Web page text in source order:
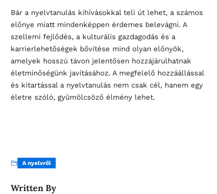
Bár a nyelvtanulás kihívásokkal teli út lehet, a számos
előnye miatt mindenképpen érdemes belevágni. A
szellemi fejlődés, a kulturális gazdagodás és a
karrierlehetőségek bővítése mind olyan előnyök,
amelyek hosszú távon jelentősen hozzájárulhatnak
életminőségünk javításához. A megfelelő hozzáállással
és kitartással a nyelvtanulás nem csak cél, hanem egy
életre szóló, gyümölcsöző élmény lehet.
A nyelvről
Written By